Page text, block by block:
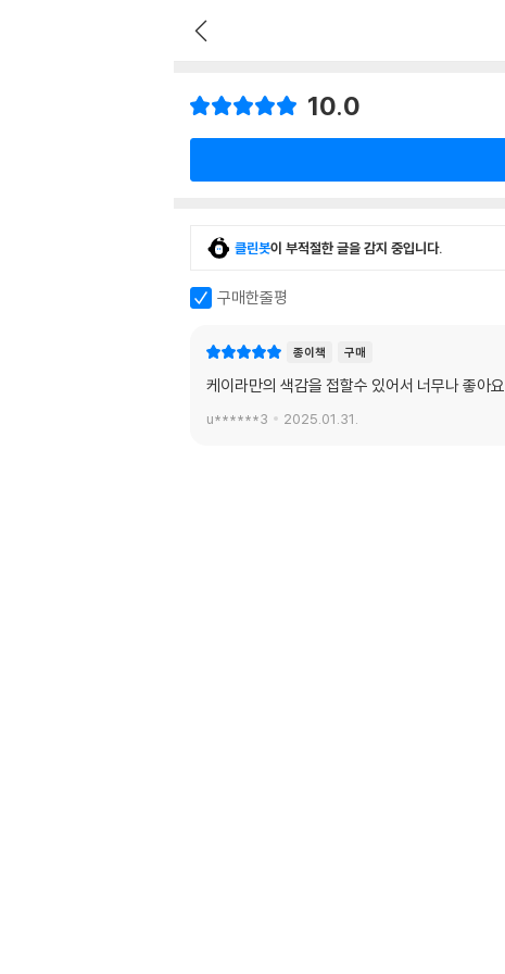
10.0
클린봇이 부적절한 글을 감지 중입니다.
구매한줄평
종이책 구매
케이라만의 색감을 접할수 있어서 너무나 좋아요
u******3 2025.01.31.